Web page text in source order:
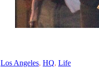
Los Angeles, HQ, Life